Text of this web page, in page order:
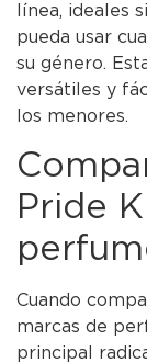
línea, ideales
pueda usar
su género.
versátiles y
los menores.
Pride
Cuando
marcas de
principal